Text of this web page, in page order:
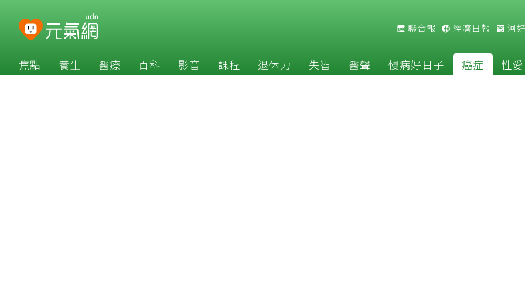
聯合報 經濟日報 河
焦點 養生 醫療 百科 影音 課程 退休力 失智 醫聲 慢病好日子 癌症 性愛